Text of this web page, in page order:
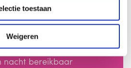
toestaan
Weigeren
- 366 64 22
nacht bereikbaar